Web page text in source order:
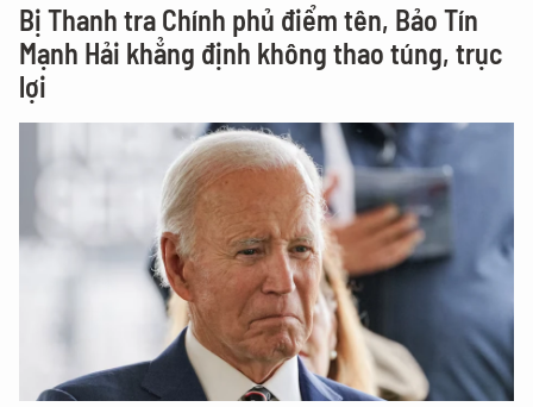
Bị Thanh tra Chính phủ điểm tên, Bảo Tín
Mạnh Hải khẳng định không thao túng, trục
lợi